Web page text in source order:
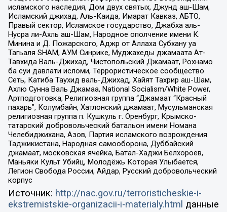
исламского наследия, Дом двух святых, Джунд аш-Шам,
Исламский джихад, Аль-Каида, Имарат Кавказ, АБТО,
Правый сектор, Исламское государство, Джабха аль-
Нусра ли-Ахль аш-Шам, Народное ополчение имени К.
Минина и Д. Пожарского, Аджр от Аллаха Субхану уа
Тагьаля SHAM, АУМ Синрике, Муджахеды джамаата Ат-
Тавхида Валь-Джихад, Чистопольский Джамаат, Рохнамо
ба суи давлати исломи, Террористическое сообщество
Сеть, Катиба Таухид валь-Джихад, Хайят Тахрир аш-Шам,
Ахлю Сунна Валь Джамаа, National Socialism/White Power,
Артподготовка, Религиозная группа “Джамаат “Красный
пахарь”, Колумбайн, Хатлонский джамаат, Мусульманская
религиозная группа п. Кушкуль г. Оренбург, Крымско-
татарский добровольческий батальон имени Номана
Челебиджихана, Азов, Партия исламского возрождения
Таджикистана, Народная самооборона, Дуббайский
джамаат, московская ячейка, Батал-Хаджи Белхороев,
Маньяки Культ Убийц, Молодёжь Которая Улыбается,
Легион Свобода России, Айдар, Русский добровольческий
корпус
Источник: http://nac.gov.ru/terroristicheskie-i-
ekstremistskie-organizacii-i-materialy.html данные